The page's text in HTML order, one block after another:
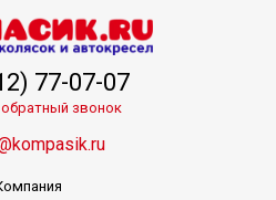
77-07-07
обратный звонок